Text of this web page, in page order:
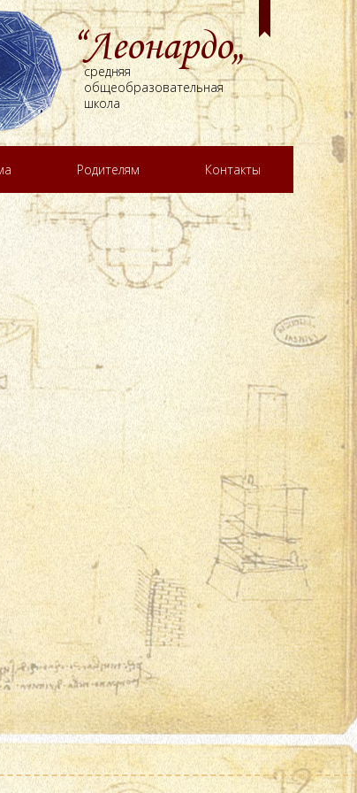
“Леонардо„
средняя
общеобразовательная
школа
Родителям Контакты